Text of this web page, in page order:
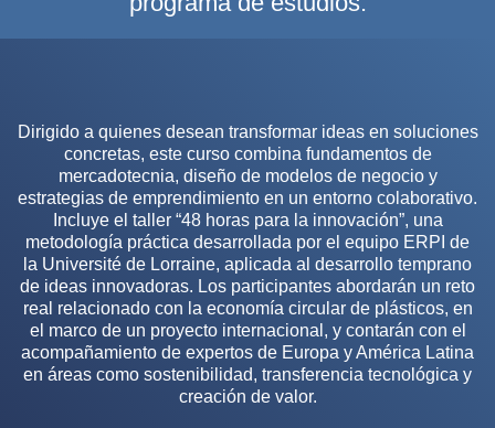
Dirigido a quienes desean transformar ideas en soluciones
concretas, este curso combina fundamentos de
mercadotecnia, diseño de modelos de negocio y
estrategias de emprendimiento en un entorno colaborativo.
Incluye el taller “48 horas para la innovación”, una
metodología práctica desarrollada por el equipo ERPI de
la Université de Lorraine, aplicada al desarrollo temprano
de ideas innovadoras. Los participantes abordarán un reto
real relacionado con la economía circular de plásticos, en
el marco de un proyecto internacional, y contarán con el
acompañamiento de expertos de Europa y América Latina
en áreas como sostenibilidad, transferencia tecnológica y
creación de valor.